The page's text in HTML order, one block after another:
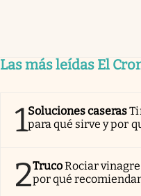
Las más leídas El
1Soluciones caseras
para qué sirve y por
2TrucoRociar
por qué